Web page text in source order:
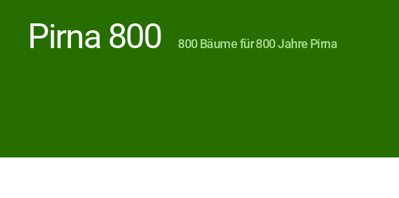
Pirna 800 800 Bäume für 800 Jahre Pirna